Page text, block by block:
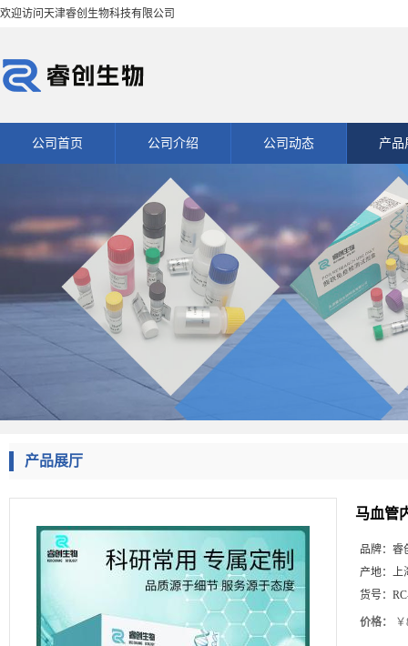
欢迎访问天津睿创生物科技有限公司
公司首页 公司介绍 公司动态 产品
产品展厅
马血管
品牌： 睿
产地： 上
货号：
价格：